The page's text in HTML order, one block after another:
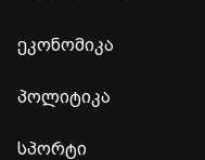
ეკონომიკა
პოლიტიკა
სპორტი